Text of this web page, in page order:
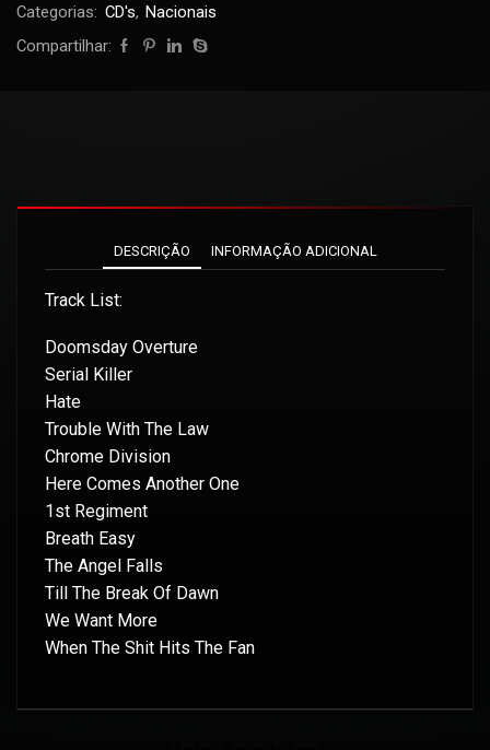
Categorias: CD's, Nacionais
Compartilhar:
DESCRIÇÃO INFORMAÇÃO ADICIONAL
Track List:
Doomsday Overture
Serial Killer
Hate
Trouble With The Law
Chrome Division
Here Comes Another One
1st Regiment
Breath Easy
The Angel Falls
Till The Break Of Dawn
We Want More
When The Shit Hits The Fan